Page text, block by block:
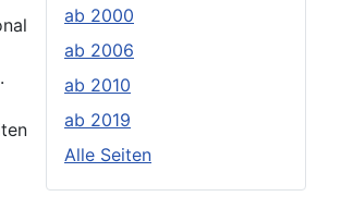
ab 2000
ab 2006
ab 2010
ab 2019
Alle Seiten